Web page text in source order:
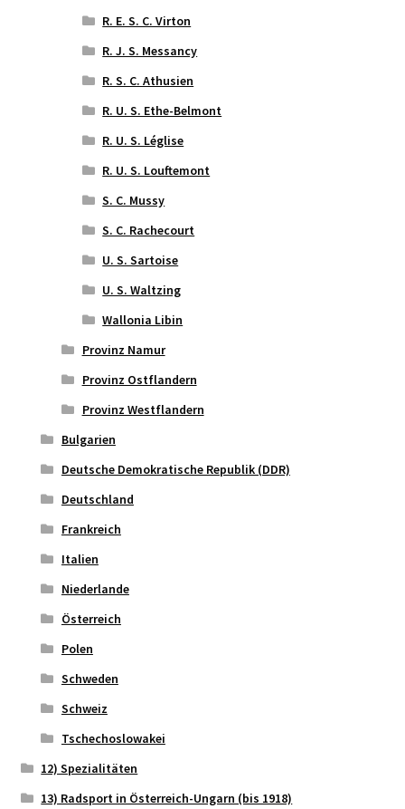
R. E. S. C. Virton
R. J. S. Messancy
R. S. C. Athusien
R. U. S. Ethe-Belmont
R. U. S. Léglise
R. U. S. Louftemont
S. C. Mussy
S. C. Rachecourt
U. S. Sartoise
U. S. Waltzing
Wallonia Libin
Provinz Namur
Provinz Ostflandern
Provinz Westflandern
Bulgarien
Deutsche Demokratische Republik (DDR)
Deutschland
Frankreich
Italien
Niederlande
Österreich
Polen
Schweden
Schweiz
Tschechoslowakei
12) Spezialitäten
13) Radsport in Österreich-Ungarn (bis 1918)